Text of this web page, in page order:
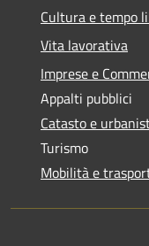
Cultura e tempo
Vita lavorativa
Imprese e
Appalti pubblici
Catasto e
Turismo
Mobilità e